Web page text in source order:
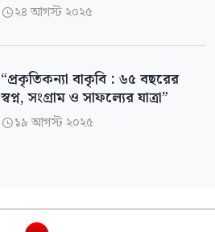
২৪ আগস্ট ২০২৫
“প্রকৃতিকন্যা বাকৃবি : ৬৫ বছরের
স্বপ্ন, সংগ্রাম ও সাফল্যের যাত্রা”
১৯ আগস্ট ২০২৫